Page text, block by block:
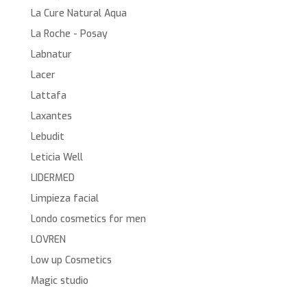
La Cure Natural Aqua
La Roche - Posay
Labnatur
Lacer
Lattafa
Laxantes
Lebudit
Leticia Well
LIDERMED
Limpieza facial
Londo cosmetics for men
LOVREN
Low up Cosmetics
Magic studio